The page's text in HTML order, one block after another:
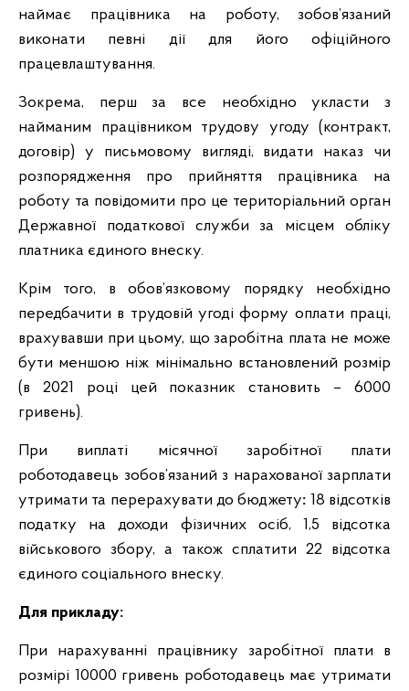
наймає працівника на роботу, зобов’язаний
виконати певні дії для його офіційного
працевлаштування.
Зокрема, перш за все необхідно укласти з
найманим працівником трудову угоду (контракт,
договір) у письмовому вигляді, видати наказ чи
розпорядження про прийняття працівника на
роботу та повідомити про це територіальний орган
Державної податкової служби за місцем обліку
платника єдиного внеску.
Крім того, в обов’язковому порядку необхідно
передбачити в трудовій угоді форму оплати праці,
врахувавши при цьому, що заробітна плата не може
бути меншою ніж мінімально встановлений розмір
(в 2021 році цей показник становить – 6000
гривень).
При виплаті місячної заробітної плати
роботодавець зобов’язаний з нарахованої зарплати
утримати та перерахувати до бюджету: 18 відсотків
податку на доходи фізичних осіб, 1,5 відсотка
військового збору, а також сплатити 22 відсотка
єдиного соціального внеску.
Для прикладу:
При нарахуванні працівнику заробітної плати в
розмірі 10000 гривень роботодавець має утримати